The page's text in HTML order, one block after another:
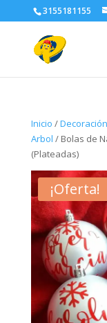
3155181155
Inicio /
Arbol / Bolas de
(Plateadas)
¡Oferta!